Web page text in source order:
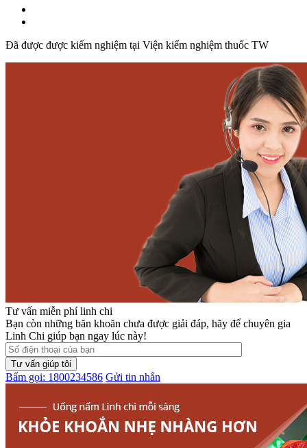
Đã được được kiểm nghiệm tại Viện kiểm nghiệm thuốc TW
Tư vấn miễn phí linh chi
Bạn còn những băn khoăn chưa được giải đáp, hãy để chuyên gia
Linh Chi giúp bạn ngay lúc này!
Bấm gọi: 1800234586 Gửi tin nhắn